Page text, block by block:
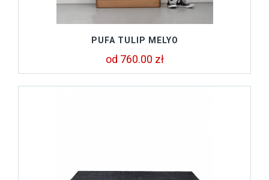
PUFA TULIP MELYO
od 760.00 zł